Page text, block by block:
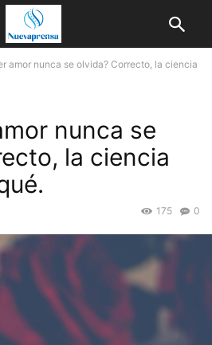
amor nunca se olvida? Correcto, la ciencia
nunca se
la ciencia
0
175